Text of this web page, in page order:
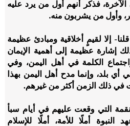
فذكر أنهم أول من يرد عليه
وأول من يشربون منه.
إلا لقيمٍ أخلاقية ومبادئ عظيمة
إشارة عظيمة إلى أهمية الإيمان
الكلمة في أهل اليمن، وفي
بلد، وإنما مدح أهل اليمن بهذا
في ذلك الزمن أكثر من غيرهم.
التي وقعت عليهم في أيام سبأ
أملًا للأمة، أملًا للإسلام